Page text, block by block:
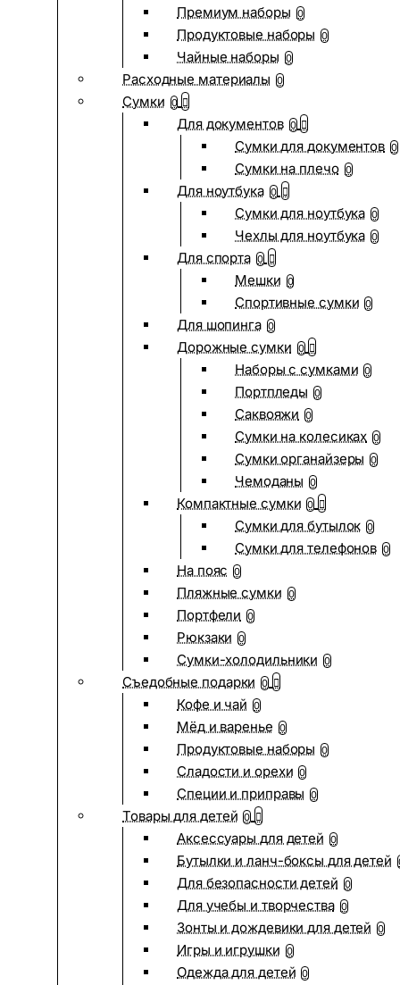
Премиум наборы 0
Продуктовые наборы 0
Чайные наборы 0
Расходные материалы 0
Сумки 0
Для документов 0
Сумки для документов 0
Сумки на плечо 0
Для ноутбука 0
Сумки для ноутбука 0
Чехлы для ноутбука 0
Для спорта 0
Мешки 0
Спортивные сумки 0
Для шопинга 0
Дорожные сумки 0
Наборы с сумками 0
Портпледы 0
Саквояжи 0
Сумки на колесиках 0
Сумки органайзеры 0
Чемоданы 0
Компактные сумки 0
Сумки для бутылок 0
Сумки для телефонов 0
На пояс 0
Пляжные сумки 0
Портфели 0
Рюкзаки 0
Сумки-холодильники 0
Съедобные подарки 0
Кофе и чай 0
Мёд и варенье 0
Продуктовые наборы 0
Сладости и орехи 0
Специи и приправы 0
Товары для детей 0
Аксессуары для детей 0
Бутылки и ланч-боксы для детей
Для безопасности детей 0
Для учебы и творчества 0
Зонты и дождевики для детей 0
Игры и игрушки 0
Одежда для детей 0